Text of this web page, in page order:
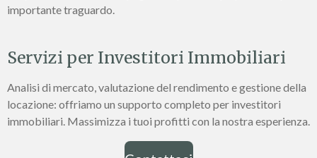
importante traguardo.
Servizi per Investitori Immobiliari
Analisi di mercato, valutazione del rendimento e gestione della
locazione: offriamo un supporto completo per investitori
immobiliari. Massimizza i tuoi profitti con la nostra esperienza.